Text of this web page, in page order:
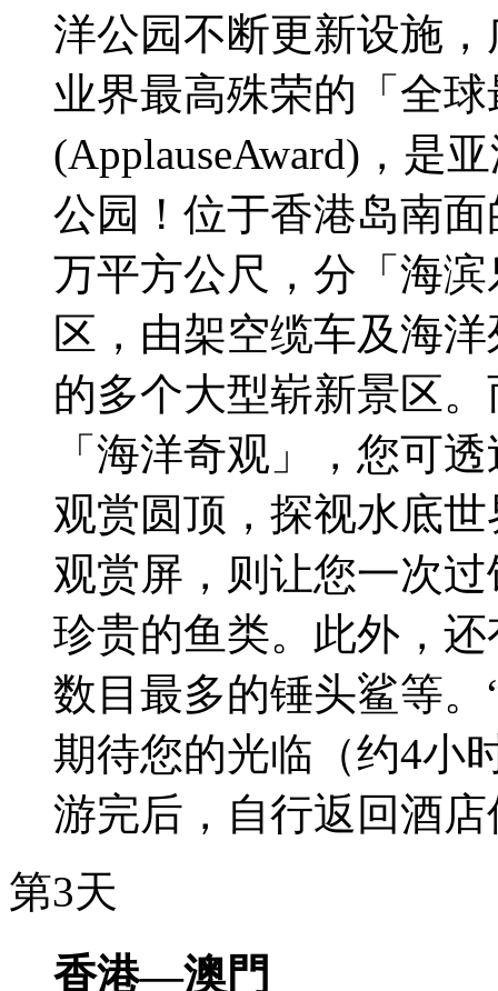
洋公园不断更新设施
业界最高殊荣的「全
(ApplauseAward)，是
公园！位于香港岛南
万平方公尺，分「海
区，由架空缆车及海
的多个大型崭新景区
「海洋奇观」，您可
观赏圆顶，探视水底
观赏屏，则让您一次
珍贵的鱼类。此外，
数目最多的锤头鲨等。
期待您的光临（约4小
游完后，自行返回酒
第3天
香港—澳門